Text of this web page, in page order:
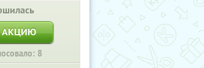
АКЦИЮ
8